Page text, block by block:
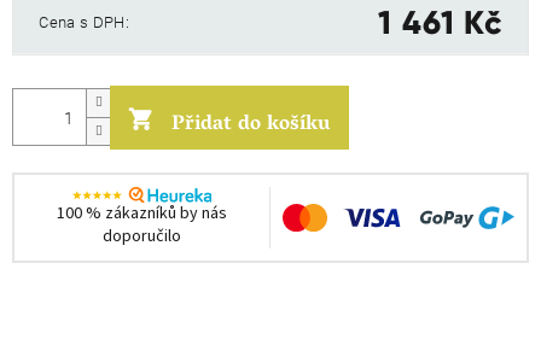
Cena s DPH: 1 461 Kč
Přidat do košíku
100 % zákazníků by nás
doporučilo